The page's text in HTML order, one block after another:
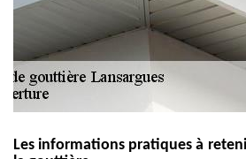
Les informations pratiques à